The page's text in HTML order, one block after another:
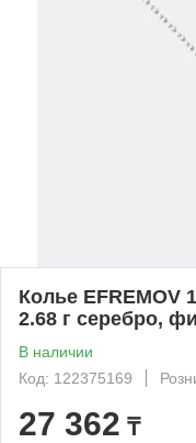
Колье EFREMOV
2.68 г серебро,
В наличии
Код: 122375169
27 362 ₸